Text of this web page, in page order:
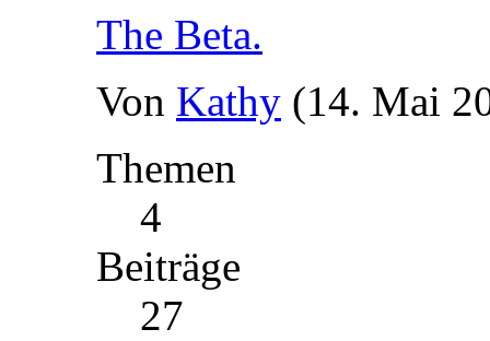
The Beta.
Von Kathy (14. Mai
Themen
4
Beiträge
27